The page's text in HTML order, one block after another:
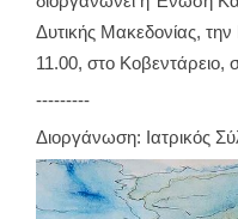
Δυτικής Μακεδονίας,
11.00, στο Κοβεντάρειο,
---------
Διοργάνωση: Ιατρικός